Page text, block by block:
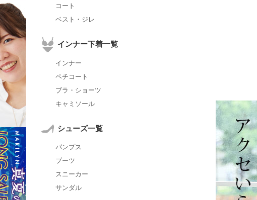
コート
ベスト・ジレ
インナー下着一覧
インナー
ペチコート
ブラ・ショーツ
キャミソール
シューズ一覧
パンプス
ブーツ
スニーカー
サンダル